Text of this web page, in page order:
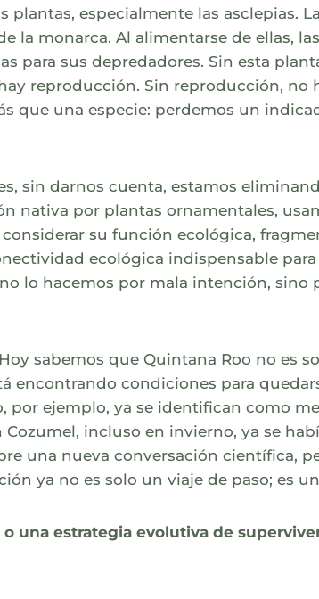
especialmente las asclepias.
la monarca. Al alimentarse de ellas,
para sus depredadores. Sin esta
reproducción. Sin reproducción, no
que una especie: perdemos un
sin darnos cuenta, estamos
nativa por plantas ornamentales,
su función ecológica,
ecológica indispensable
lo hacemos por mala intención, sino
sabemos que Quintana Roo no es
encontrando condiciones para
por ejemplo, ya se identifican como
incluso en invierno, ya se
una nueva conversación científica,
ya no es solo un viaje de paso; es
una estrategia evolutiva de